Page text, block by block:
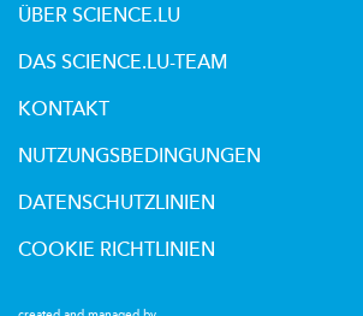
ÜBER SCIENCE.LU
DAS SCIENCE.LU-TEAM
KONTAKT
NUTZUNGSBEDINGUNGEN
DATENSCHUTZLINIEN
COOKIE RICHTLINIEN